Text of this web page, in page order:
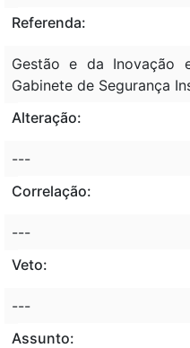
Referenda:
Gestão e da Inovação
Gabinete de Segurança
Alteração:
---
Correlação:
---
Veto:
---
Assunto: